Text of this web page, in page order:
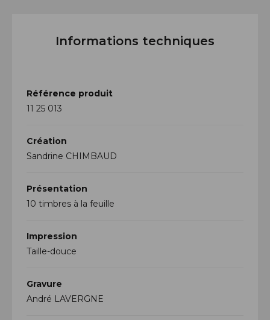
Informations techniques
Référence produit
11 25 013
Création
Sandrine CHIMBAUD
Présentation
10 timbres à la feuille
Impression
Taille-douce
Gravure
André LAVERGNE